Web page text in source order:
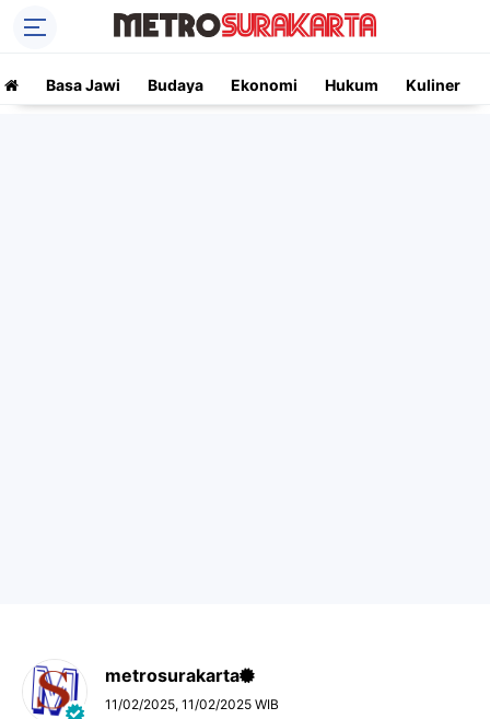
Basa Jawi Budaya Ekonomi Hukum Kuliner
metrosurakarta
11/02/2025, 11/02/2025 WIB